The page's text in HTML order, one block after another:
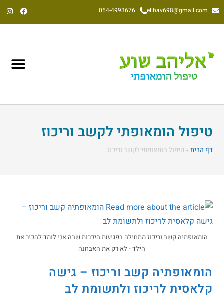
elihav698@gmail.com
054-4993676
טיפול הומאופתי לקשב וריכוז
דף הבית » טיפול הומאופתי לקשב וריכוז
הומאופתיה קשב וריכוז מתחילה בפגישת היכרות שבה אני לומד להכיר את
הילד - לא רק את האבחנה
הומאופתיה קשב וריכוז – גישה
קלאסית לריכוז ולתשומת לב